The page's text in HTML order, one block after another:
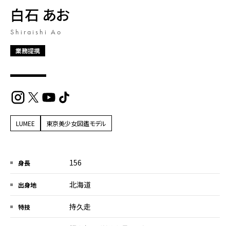
白石 あお
Shiraishi Ao
業務提携
LUMEE 東京美少女図鑑モデル
身長 156
出身地 北海道
特技 持久走